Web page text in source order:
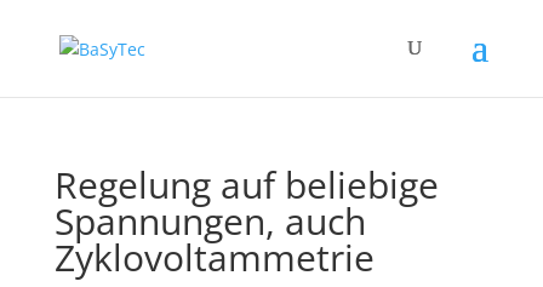
Regelung auf beliebige
Spannungen, auch
Zyklovoltammetrie